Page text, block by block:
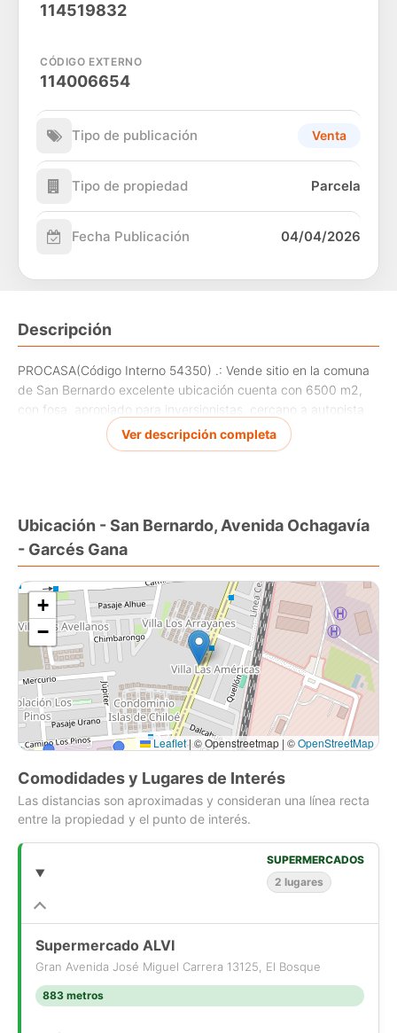
114519832
CÓDIGO EXTERNO
114006654
Tipo de publicación Venta
Tipo de propiedad Parcela
Fecha Publicación 04/04/2026
Descripción
PROCASA(Código Interno 54350) .: Vende sitio en la comuna
de San Bernardo excelente ubicación cuenta con 6500 m2,
con fosa, apropiado para inversionistas, cercano a autopista
central, ideal para supermercado, viviendas, edificio, etc. No
pierda esta oportunidad y agende visita con nosotros.
Ver descripción completa
Ubicación - San Bernardo, Avenida Ochagavía
- Garcés Gana
+
−
Leaflet|© Openstreetmap | ©OpenStreetMap
Comodidades y Lugares de Interés
Las distancias son aproximadas y consideran una línea recta
entre la propiedad y el punto de interés.
SUPERMERCADOS
2 lugares
Supermercado ALVI
Gran Avenida José Miguel Carrera 13125, El Bosque
883 metros